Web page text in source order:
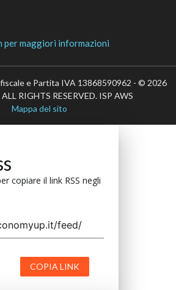
maggiori informazioni
e Partita IVA 13868590962 - © 2026
RIGHTS RESERVED. ISP AWS
Mappa del sito
copiare il link RSS negli
COPIA LINK